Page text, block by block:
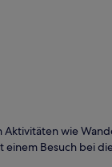
wie
Besuch bei